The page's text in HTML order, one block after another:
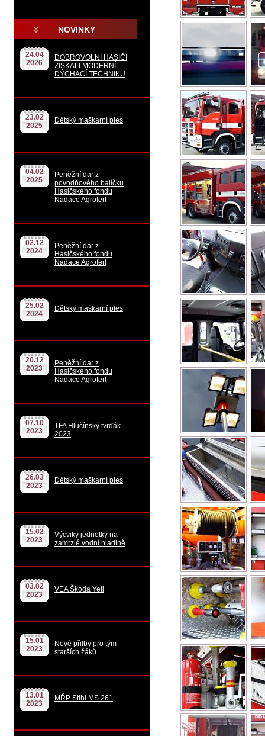
NOVINKY
24.04
2026
DOBROVOLNÍ HASIČI
ZÍSKALI MODERNÍ
DÝCHACÍ TECHNIKU
23.02
2025
Dětský maškarní ples
04.02
2025
Peněžní dar z
povodňového balíčku
Hasičského fondu
Nadace Agrofert
02.12
2024
Peněžní dar z
Hasičského fondu
Nadace Agrofert
25.02
2024
Dětský maškarní ples
20.12
2023
Peněžní dar z
Hasičského fondu
Nadace Agrofert
07.10
2023
TFA Hlučínský tvrďák
2023
26.03
2023
Dětský maškarní ples
15.02
2023
Výcviky jednotky na
zamrzlé vodní hladině
03.02
2023
VEA Škoda Yeti
15.01
2023
Nové přilby pro tým
starších žáků
13.01
2023
MŘP Stihl MS 261